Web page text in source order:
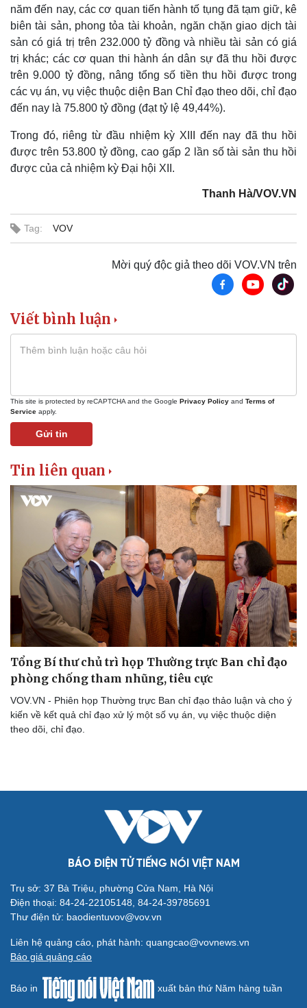
Sức khỏe
Dinh dưỡng - món ngon
Cây thuốc
Sản phụ khoa
Nhi khoa
Nam khoa
Ăn sạch sống khỏe
Đời sống
Nhà đẹp
Blog
Tình yêu - Gia đình
Văn hóa
Văn học
Di sản
Du lịch
Tư vấn
Podcast
Hạt giống tâm hồn
năm đến nay, các cơ quan tiến hành tố tụng đã tạm giữ, kê
biên tài sản, phong tỏa tài khoản, ngăn chặn giao dịch tài
sản có giá trị trên 232.000 tỷ đồng và nhiều tài sản có giá
trị khác; các cơ quan thi hành án dân sự đã thu hồi được
trên 9.000 tỷ đồng, nâng tổng số tiền thu hồi được trong
các vụ án, vụ việc thuộc diện Ban Chỉ đạo theo dõi, chỉ đạo
đến nay là 75.800 tỷ đồng (đạt tỷ lệ 49,44%).
Trong đó, riêng từ đầu nhiệm kỳ XIII đến nay đã thu hồi
được trên 53.800 tỷ đồng, cao gấp 2 lần số tài sản thu hồi
được của cả nhiệm kỳ Đại hội XII.
Thanh Hà/VOV.VN
Tag: VOV
Mời quý độc giả theo dõi VOV.VN trên
Viết bình luận
This site is protected by reCAPTCHA and the Google Privacy Policy and Terms of
Service apply.
Gửi tin
Tin liên quan
Tổng Bí thư chủ trì họp Thường trực Ban chỉ đạo
phòng chống tham nhũng, tiêu cực
VOV.VN - Phiên họp Thường trực Ban chỉ đạo thảo luận và cho ý
kiến về kết quả chỉ đạo xử lý một số vụ án, vụ việc thuộc diện
theo dõi, chỉ đạo.
BÁO ĐIỆN TỬ TIẾNG NÓI VIỆT NAM
Trụ sở: 37 Bà Triệu, phường Cửa Nam, Hà Nội
Điện thoại: 84-24-22105148, 84-24-39785691
Thư điện tử: baodientuvov@vov.vn
Liên hệ quảng cáo, phát hành: quangcao@vovnews.vn
Báo giá quảng cáo
Báo in xuất bản thứ Năm hàng tuần